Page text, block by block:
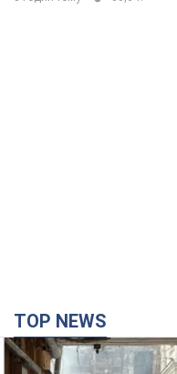
Российская армия
атаку на Одессу:
города, есть